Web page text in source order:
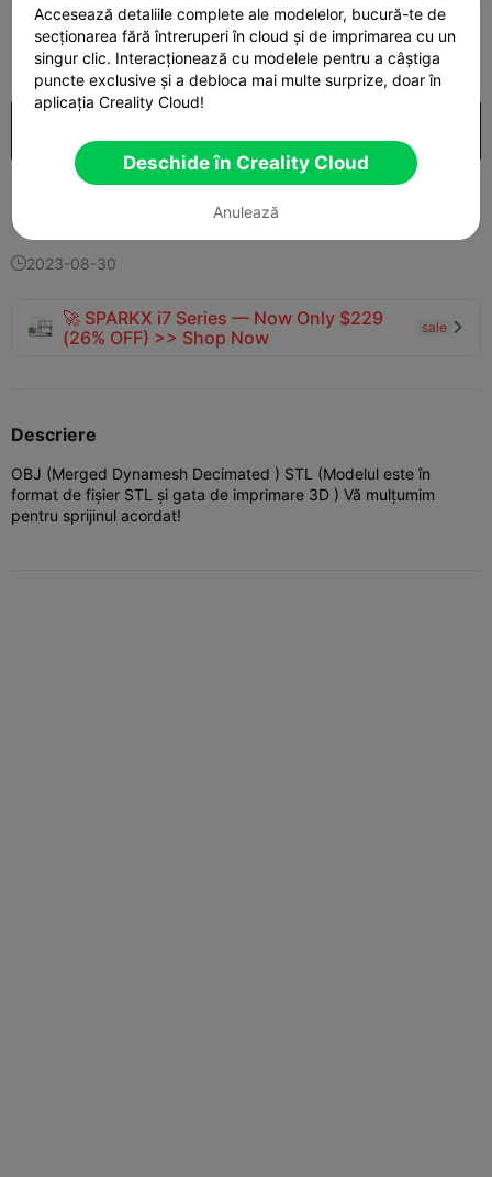
250 
2023-08-30
🚀 SPARKX i7 Series — Now Only $229
(26% OFF) >> Shop Now
sale 
Descriere
OBJ (Merged Dynamesh Decimated ) STL (Modelul este în
format de fișier STL și gata de imprimare 3D ) Vă mulțumim
pentru sprijinul acordat!
Accesează detaliile complete ale modelelor, bucură-te de
secționarea fără întreruperi în cloud și de imprimarea cu un
singur clic. Interacționează cu modelele pentru a câștiga
puncte exclusive și a debloca mai multe surprize, doar în
aplicația Creality Cloud!
Deschide în Creality Cloud
Anulează